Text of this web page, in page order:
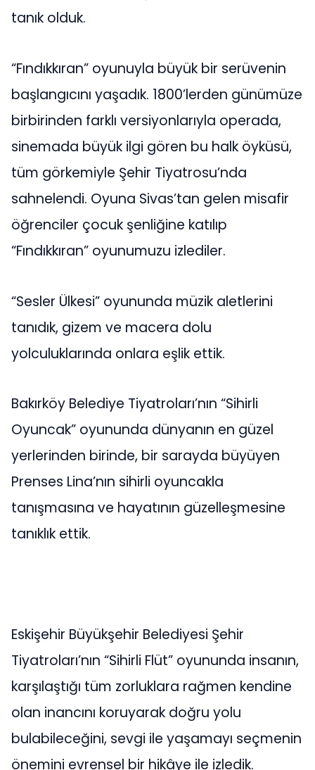
tanık olduk.
“Fındıkkıran” oyunuyla büyük bir serüvenin
başlangıcını yaşadık. 1800’lerden günümüze
birbirinden farklı versiyonlarıyla operada,
sinemada büyük ilgi gören bu halk öyküsü,
tüm görkemiyle Şehir Tiyatrosu’nda
sahnelendi. Oyuna Sivas’tan gelen misafir
öğrenciler çocuk şenliğine katılıp
“Fındıkkıran” oyunumuzu izlediler.
“Sesler Ülkesi” oyununda müzik aletlerini
tanıdık, gizem ve macera dolu
yolculuklarında onlara eşlik ettik.
Bakırköy Belediye Tiyatroları’nın “Sihirli
Oyuncak” oyununda dünyanın en güzel
yerlerinden birinde, bir sarayda büyüyen
Prenses Lina’nın sihirli oyuncakla
tanışmasına ve hayatının güzelleşmesine
tanıklık ettik.
Eskişehir Büyükşehir Belediyesi Şehir
Tiyatroları’nın “Sihirli Flüt” oyununda insanın,
karşılaştığı tüm zorluklara rağmen kendine
olan inancını koruyarak doğru yolu
bulabileceğini, sevgi ile yaşamayı seçmenin
önemini evrensel bir hikâye ile izledik.